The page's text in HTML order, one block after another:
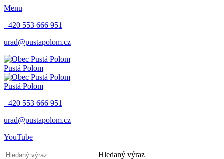
Menu
+420 553 666 951
urad@pustapolom.cz
Pustá Polom
Pustá Polom
+420 553 666 951
urad@pustapolom.cz
YouTube
Hledaný výraz